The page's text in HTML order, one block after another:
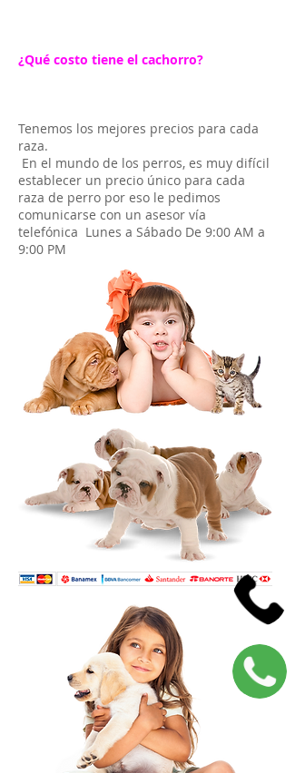
¿Qué costo tiene el cachorro?
Tenemos los mejores precios para cada
raza.
En el mundo de los perros, es muy difícil
establecer un precio único para cada
raza de perro por eso le pedimos
comunicarse con un asesor vía
telefónica Lunes a Sábado De 9:00 AM a
9:00 PM